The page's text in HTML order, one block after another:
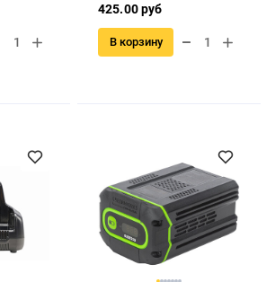
425.00 руб
В корзину